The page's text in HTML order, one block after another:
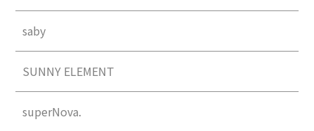
saby
SUNNY ELEMENT
superNova.